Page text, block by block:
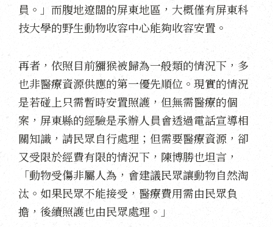
員。」而腹地遼闊的屏東地區，大概僅有屏東科
技大學的野生動物收容中心能夠收容安置。
再者，依照目前獼猴被歸為一般類的情況下，多
也非醫療資源供應的第一優先順位。現實的情況
是若碰上只需暫時安置照護，但無需醫療的個
案，屏東縣的經驗是承辦人員會透過電話宣導相
關知識，請民眾自行處理；但需要醫療資源，卻
又受限於經費有限的情況下，陳博勝也坦言，
「動物受傷非屬人為，會建議民眾讓動物自然淘
汰。如果民眾不能接受，醫療費用需由民眾負
擔，後續照護也由民眾處理。」